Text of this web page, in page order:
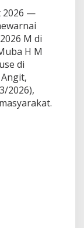
2026 —
M di
H M
di
2026),